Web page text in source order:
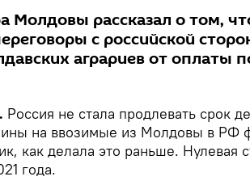
Молдовы рассказал о том,
с российской
аграриев от оплаты
Россия не стала продлевать срок
на ввозимые из Молдовы в РФ
как делала это раньше. Нулевая
года.